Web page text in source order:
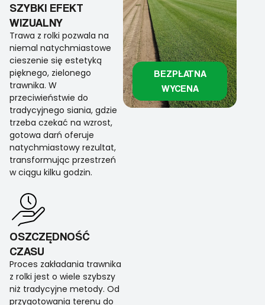
SZYBKI EFEKT
WIZUALNY
Trawa z rolki pozwala na
niemal natychmiastowe
cieszenie się estetyką
pięknego, zielonego
trawnika. W
przeciwieństwie do
tradycyjnego siania, gdzie
trzeba czekać na wzrost,
gotowa darń oferuje
natychmiastowy rezultat,
transformując przestrzeń
w ciągu kilku godzin.
OSZCZĘDNOŚĆ
CZASU
Proces zakładania trawnika
z rolki jest o wiele szybszy
niż tradycyjne metody. Od
przygotowania terenu do
BEZPŁATNA
WYCENA